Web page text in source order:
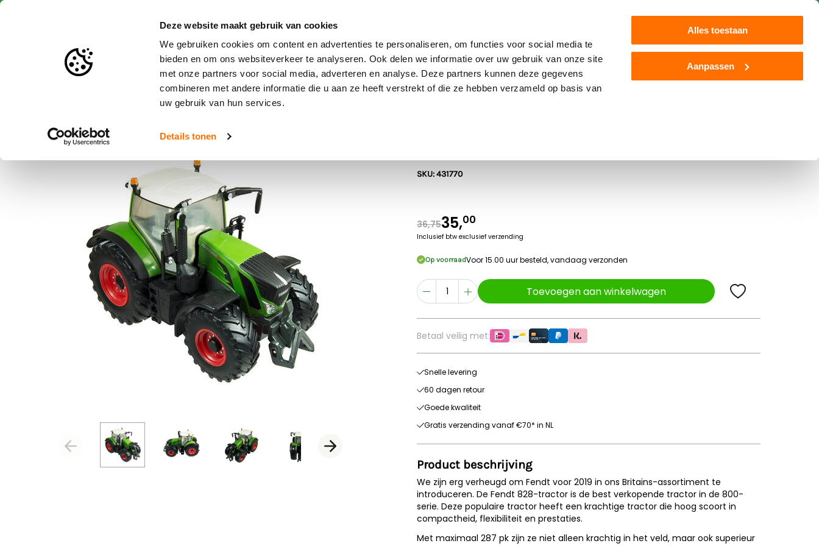
Deze website maakt gebruik van cookies
We gebruiken cookies om content en advertenties te personaliseren, om functies voor social media te
bieden en om ons websiteverkeer te analyseren. Ook delen we informatie over uw gebruik van onze site
met onze partners voor social media, adverteren en analyse. Deze partners kunnen deze gegevens
combineren met andere informatie die u aan ze heeft verstrekt of die ze hebben verzameld op basis van
uw gebruik van hun services.
Details tonen
Alles toestaan
Aanpassen
Speelgoed en miniaturen Bruder SIKU Rolly Toys Britains Kids Globe Jamara Overige Nieuw
SKU: 431770
36,7535,00
Inclusief btw exclusief verzending
Op voorraadVoor 15.00 uur besteld, vandaag verzonden
Toevoegen aan winkelwagen
Betaal veilig met:
Snelle levering
60 dagen retour
Goede kwaliteit
Gratis verzending vanaf €70* in NL
Product beschrijving
We zijn erg verheugd om Fendt voor 2019 in ons Britains-assortiment te
introduceren. De Fendt 828-tractor is de best verkopende tractor in de 800-
serie. Deze populaire tractor heeft een krachtige tractor die hoog scoort in
compactheid, flexibiliteit en prestaties.
Met maximaal 287 pk zijn ze niet alleen krachtig in het veld, maar ook superieur